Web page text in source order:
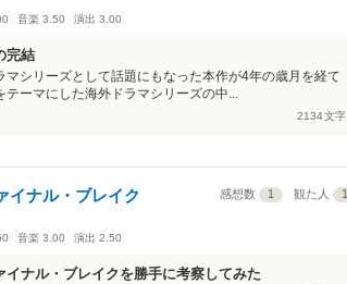
音楽 3.50 演出 3.00
完結
マシリーズとして話題にもなった本作が4年の歳月を経て
ーマにした海外ドラマシリーズの中...
2134文字
イナル・ブレイク 感想数 1 観た人 1
音楽 3.00 演出 2.50
ナル・ブレイクを勝手に考察してみた